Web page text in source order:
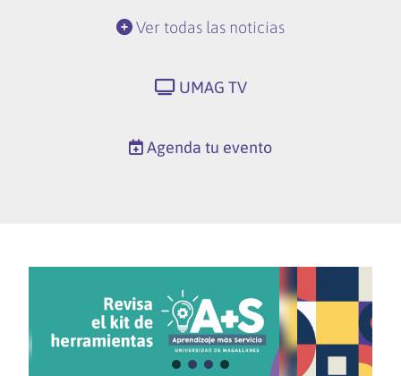
Ver todas las noticias
UMAG TV
Agenda tu evento